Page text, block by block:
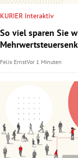
KURIER Interaktiv
So viel sparen Sie
Felix ErnstVor 1 Minuten